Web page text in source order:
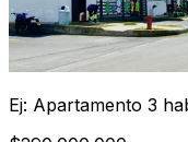
Ej: Apartamento 3